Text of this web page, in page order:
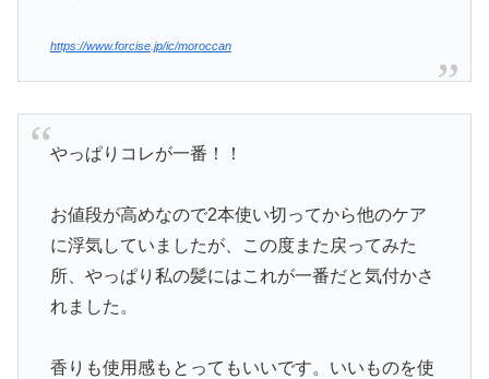
https://www.forcise.jp/ic/moroccan
やっぱりコレが一番！！
お値段が高めなので2本使い切ってから他のケア
に浮気していましたが、この度また戻ってみた
所、やっぱり私の髪にはこれが一番だと気付かさ
れました。
香りも使用感もとってもいいです。いいものを使